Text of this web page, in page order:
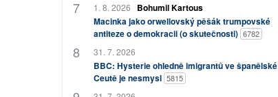
1. 8. 2026
Bohumil Kartous
Macinka jako orwellovský pěšák trumpovské
antiteze o demokracii (o skutečnosti) 6782
31. 7. 2026
BBC: Hysterie ohledně imigrantů ve španělské
Ceutě je nesmysl 5815